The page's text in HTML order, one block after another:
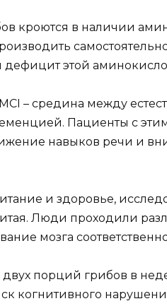
кроются в наличии
этой
– средина между
Пациенты с
навыков речи и
и здоровье,
Люди проходили
мозга
двух порций грибов в
когнитивного